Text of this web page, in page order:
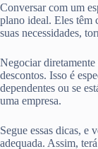
Conversar com um
plano ideal. Eles têm
suas necessidades,
Negociar
descontos. Isso é
dependentes ou se
uma empresa.
Segue essas dicas, e
adequada. Assim,